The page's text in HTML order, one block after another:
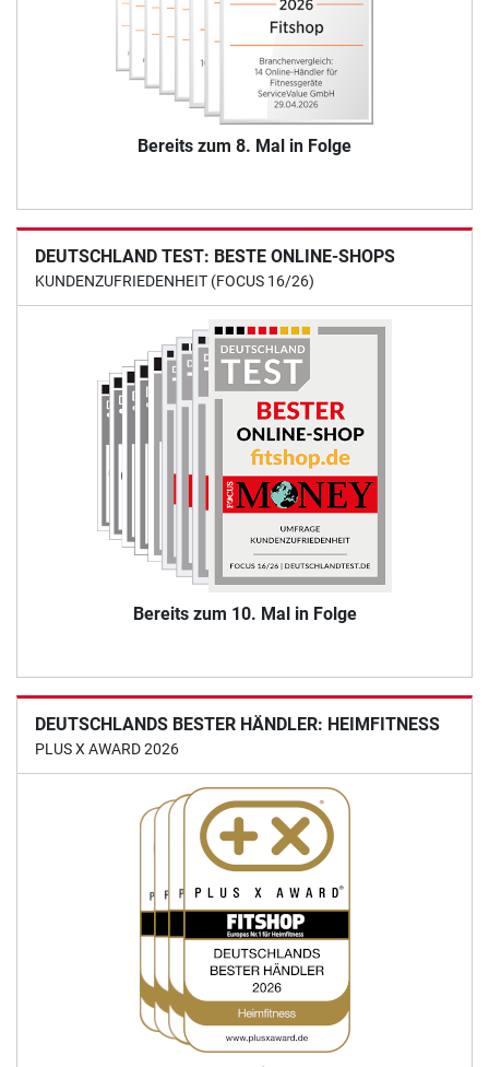
Bereits zum 8. Mal in Folge
DEUTSCHLAND TEST: BESTE ONLINE-SHOPS
KUNDENZUFRIEDENHEIT (FOCUS 16/26)
Bereits zum 10. Mal in Folge
DEUTSCHLANDS BESTER HÄNDLER: HEIMFITNESS
PLUS X AWARD 2026